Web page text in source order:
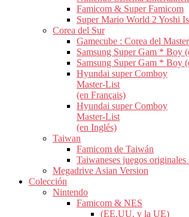
Famicom & Super Famicom
Super Mario World 2 Yoshi
Corea del Sur
Gamecube : Corea del
Samsung Super Gam * Boy
Samsung Super Gam * Boy
Hyundai super Comboy
Master-List
(en Français)
Hyundai super Comboy
Master-List
(en Inglés)
Taiwan
Famicom de Taiwán
Taiwaneses juegos
Megadrive Asian Version
Colección
Nintendo
Famicom & NES
(EE.UU. y la UE)